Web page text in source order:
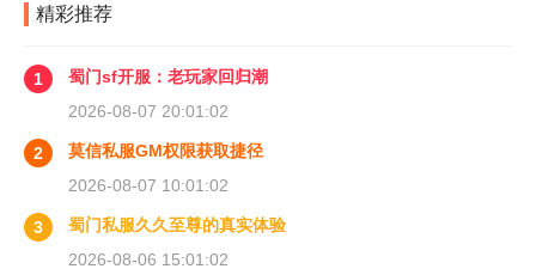
精彩推荐
1
蜀门sf开服：老玩家回归潮
2026-08-07 20:01:02
2
莫信私服GM权限获取捷径
2026-08-07 10:01:02
3
蜀门私服久久至尊的真实体验
2026-08-06 15:01:02